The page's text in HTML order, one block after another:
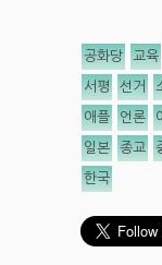
공화당 교육
서평 선거
애플 언론
일본 종교
한국